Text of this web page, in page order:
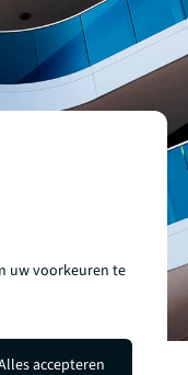
halfjaar uit op €7,6
uw voorkeuren te
accepteren